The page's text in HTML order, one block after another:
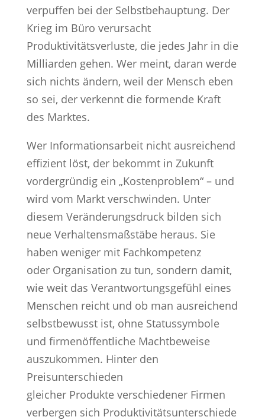
verpuffen bei der Selbstbehauptung. Der
Krieg im Büro verursacht
Produktivitätsverluste, die jedes Jahr in die
Milliarden gehen. Wer meint, daran werde
sich nichts ändern, weil der Mensch eben
so sei, der verkennt die formende Kraft
des Marktes.
Wer Informationsarbeit nicht ausreichend
effizient löst, der bekommt in Zukunft
vordergründig ein „Kostenproblem“ – und
wird vom Markt verschwinden. Unter
diesem Veränderungsdruck bilden sich
neue Verhaltensmaßstäbe heraus. Sie
haben weniger mit Fachkompetenz
oder Organisation zu tun, sondern damit,
wie weit das Verantwortungsgefühl eines
Menschen reicht und ob man ausreichend
selbstbewusst ist, ohne Statussymbole
und firmenöffentliche Machtbeweise
auszukommen. Hinter den
Preisunterschieden
gleicher Produkte verschiedener Firmen
verbergen sich Produktivitätsunterschiede